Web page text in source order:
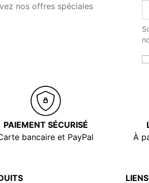
nos offres spéciales
PAIEMENT SÉCURISÉ
bancaire et PayPal
À